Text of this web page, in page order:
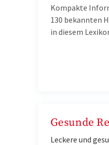
Kompakte
130 bekannten
in diesem
Gesunde
Leckere und